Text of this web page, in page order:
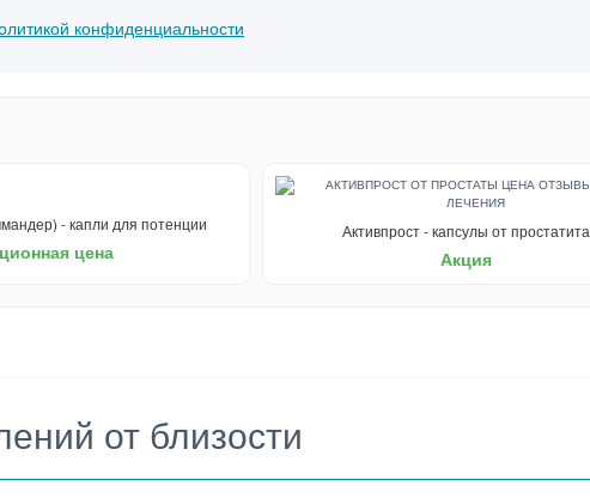
конфиденциальности
- капли для потенции
цена
Активпрост - капсулы от простатита
Акция
от близости